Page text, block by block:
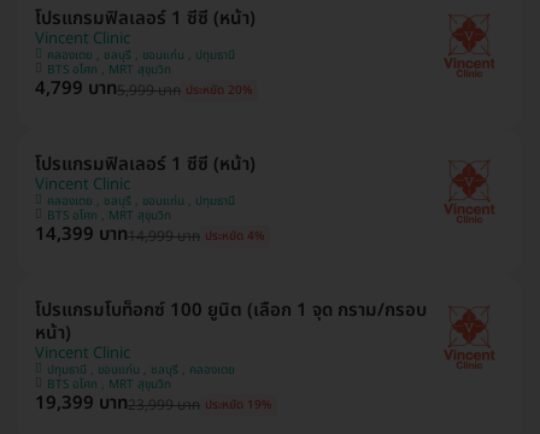
โปรแกรมฟิลเลอร์ 1 ซีซี (หน้า)
Vincent Clinic
คลองเตย , ชลบุรี , ขอนแก่น , ปทุมธานี
BTS อโศก , MRT สุขุมวิท
4,799 บาท5,999 บาท ประหยัด 20%
โปรแกรมฟิลเลอร์ 1 ซีซี (หน้า)
Vincent Clinic
คลองเตย , ชลบุรี , ขอนแก่น , ปทุมธานี
BTS อโศก , MRT สุขุมวิท
14,399 บาท14,999 บาท ประหยัด 4%
โปรแกรมโบท็อกซ์ 100 ยูนิต (เลือก 1 จุด กราม/กรอบ
หน้า)
Vincent Clinic
ปทุมธานี , ขอนแก่น , ชลบุรี , คลองเตย
BTS อโศก , MRT สุขุมวิท
19,399 บาท23,999 บาท ประหยัด 19%